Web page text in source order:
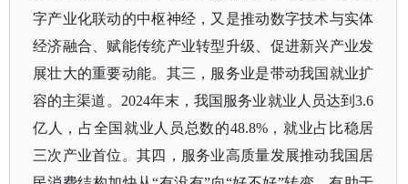
字产业化联动的中枢神经，又是推动数字技术与实体
经济融合、赋能传统产业转型升级、促进新兴产业发
展壮大的重要动能。其三，服务业是带动我国就业扩
容的主渠道。2024年末，我国服务业就业人员达到3.6
亿人，占全国就业人员总数的48.8%，就业占比稳居
三次产业首位。其四，服务业高质量发展推动我国居